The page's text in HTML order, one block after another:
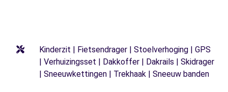
Kinderzit | Fietsendrager | Stoelverhoging | GPS
| Verhuizingsset | Dakkoffer | Dakrails | Skidrager
| Sneeuwkettingen | Trekhaak | Sneeuw banden